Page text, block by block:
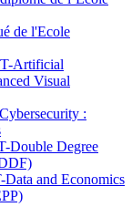
de l'Ecole
Artificial
Visual
:
Double Degree
and Economics